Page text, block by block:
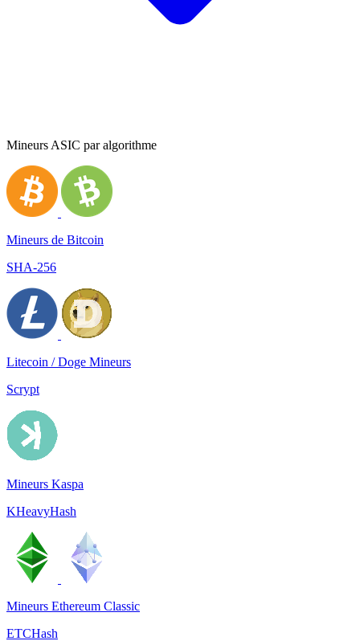
Mineurs ASIC par algorithme
Mineurs de Bitcoin
SHA-256
Litecoin / Doge Mineurs
Scrypt
Mineurs Kaspa
KHeavyHash
Mineurs Ethereum Classic
ETCHash